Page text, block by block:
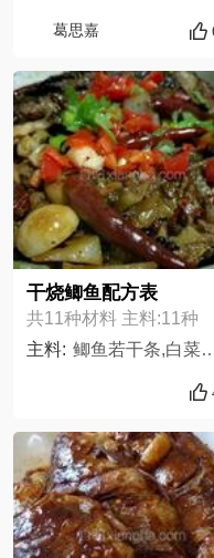
葛思嘉
干烧鲫鱼配方表
共11种材料 主料:11种
主料: 鲫鱼若干条,白菜若干,土豆若干,萝卜若干,花椒若干,葱若干,姜若干,干辣椒若干,蒜头若干,豆豉少许,鲜剁椒少许